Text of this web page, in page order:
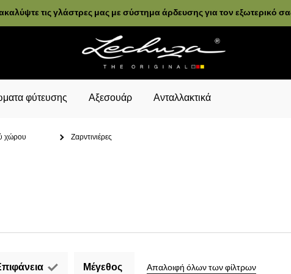
τις γλάστρες μας με σύστημα άρδευσης για τον εξωτερικό
φύτευσης Αξεσουάρ Ανταλλακτικά
χώρου Ζαρντινιέρες
Μέγεθος Απαλοιφή όλων των φίλτρων